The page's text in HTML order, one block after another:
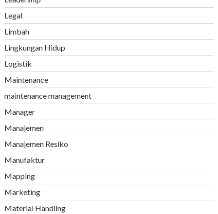
Legal
Limbah
Lingkungan Hidup
Logistik
Maintenance
maintenance management
Manager
Manajemen
Manajemen Resiko
Manufaktur
Mapping
Marketing
Material Handling